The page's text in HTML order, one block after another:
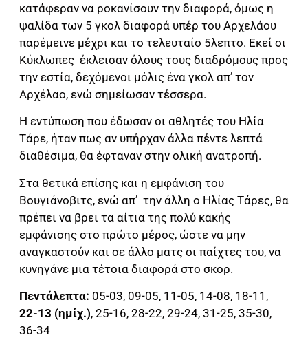
κατάφεραν να ροκανίσουν την διαφορά, όμως η
ψαλίδα των 5 γκολ διαφορά υπέρ του Αρχελάου
παρέμεινε μέχρι και το τελευταίο 5λεπτο. Εκεί οι
Κύκλωπες έκλεισαν όλους τους διαδρόμους προς
την εστία, δεχόμενοι μόλις ένα γκολ απ’ τον
Αρχέλαο, ενώ σημείωσαν τέσσερα.
Η εντύπωση που έδωσαν οι αθλητές του Ηλία
Τάρε, ήταν πως αν υπήρχαν άλλα πέντε λεπτά
διαθέσιμα, θα έφταναν στην ολική ανατροπή.
Στα θετικά επίσης και η εμφάνιση του
Βουγιάνοβιτς, ενώ απ’ την άλλη ο Ηλίας Τάρες, θα
πρέπει να βρει τα αίτια της πολύ κακής
εμφάνισης στο πρώτο μέρος, ώστε να μην
αναγκαστούν και σε άλλο ματς οι παίχτες του, να
κυνηγάνε μια τέτοια διαφορά στο σκορ.
Πεντάλεπτα: 05-03, 09-05, 11-05, 14-08, 18-11,
22-13 (ημίχ.), 25-16, 28-22, 29-24, 31-25, 35-30,
36-34